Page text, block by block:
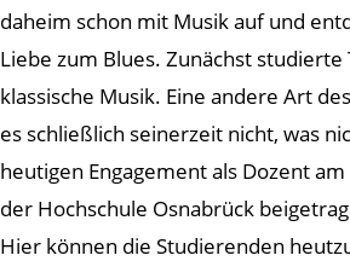
daheim schon mit Musik auf und
Liebe zum Blues. Zunächst
klassische Musik. Eine andere Art
es schließlich seinerzeit nicht, was
heutigen Engagement als Dozent
der Hochschule Osnabrück
Hier können die Studierenden